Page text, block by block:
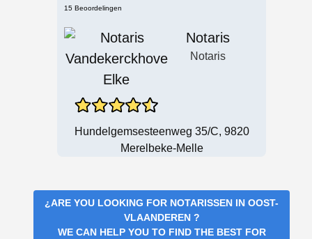
15 Beoordelingen
Notaris
Notaris
Hundelgemsesteenweg 35/c, 9820
Merelbeke-Melle
¿ARE YOU LOOKING FOR NOTARISSEN IN OOST-
VLAANDEREN ?
WE CAN HELP YOU TO FIND THE BEST FOR